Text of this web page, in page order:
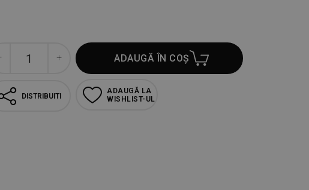
ADAUGĂ ÎN COȘ
DISTRIBUITI
ADAUGĂ LA
WISHLIST-UL